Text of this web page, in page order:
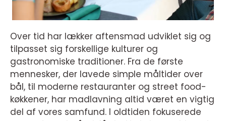
Over tid har lækker aftensmad udviklet sig og
tilpasset sig forskellige kulturer og
gastronomiske traditioner. Fra de første
mennesker, der lavede simple måltider over
bål, til moderne restauranter og street food-
køkkener, har madlavning altid været en vigtig
del af vores samfund. I oldtiden fokuserede